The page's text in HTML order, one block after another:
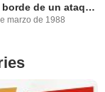
Mujeres al borde de un ataque de nervios
marzo de 1988